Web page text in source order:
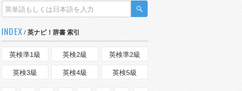
INDEX / 英ナビ！辞書 索引
英検準1級 英検2級 英検準2級
英検3級 英検4級 英検5級